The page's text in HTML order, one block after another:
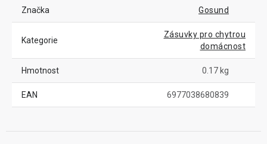
Značka Gosund
Kategorie
Zásuvky pro chytrou
domácnost
Hmotnost 0.17 kg
EAN 6977038680839